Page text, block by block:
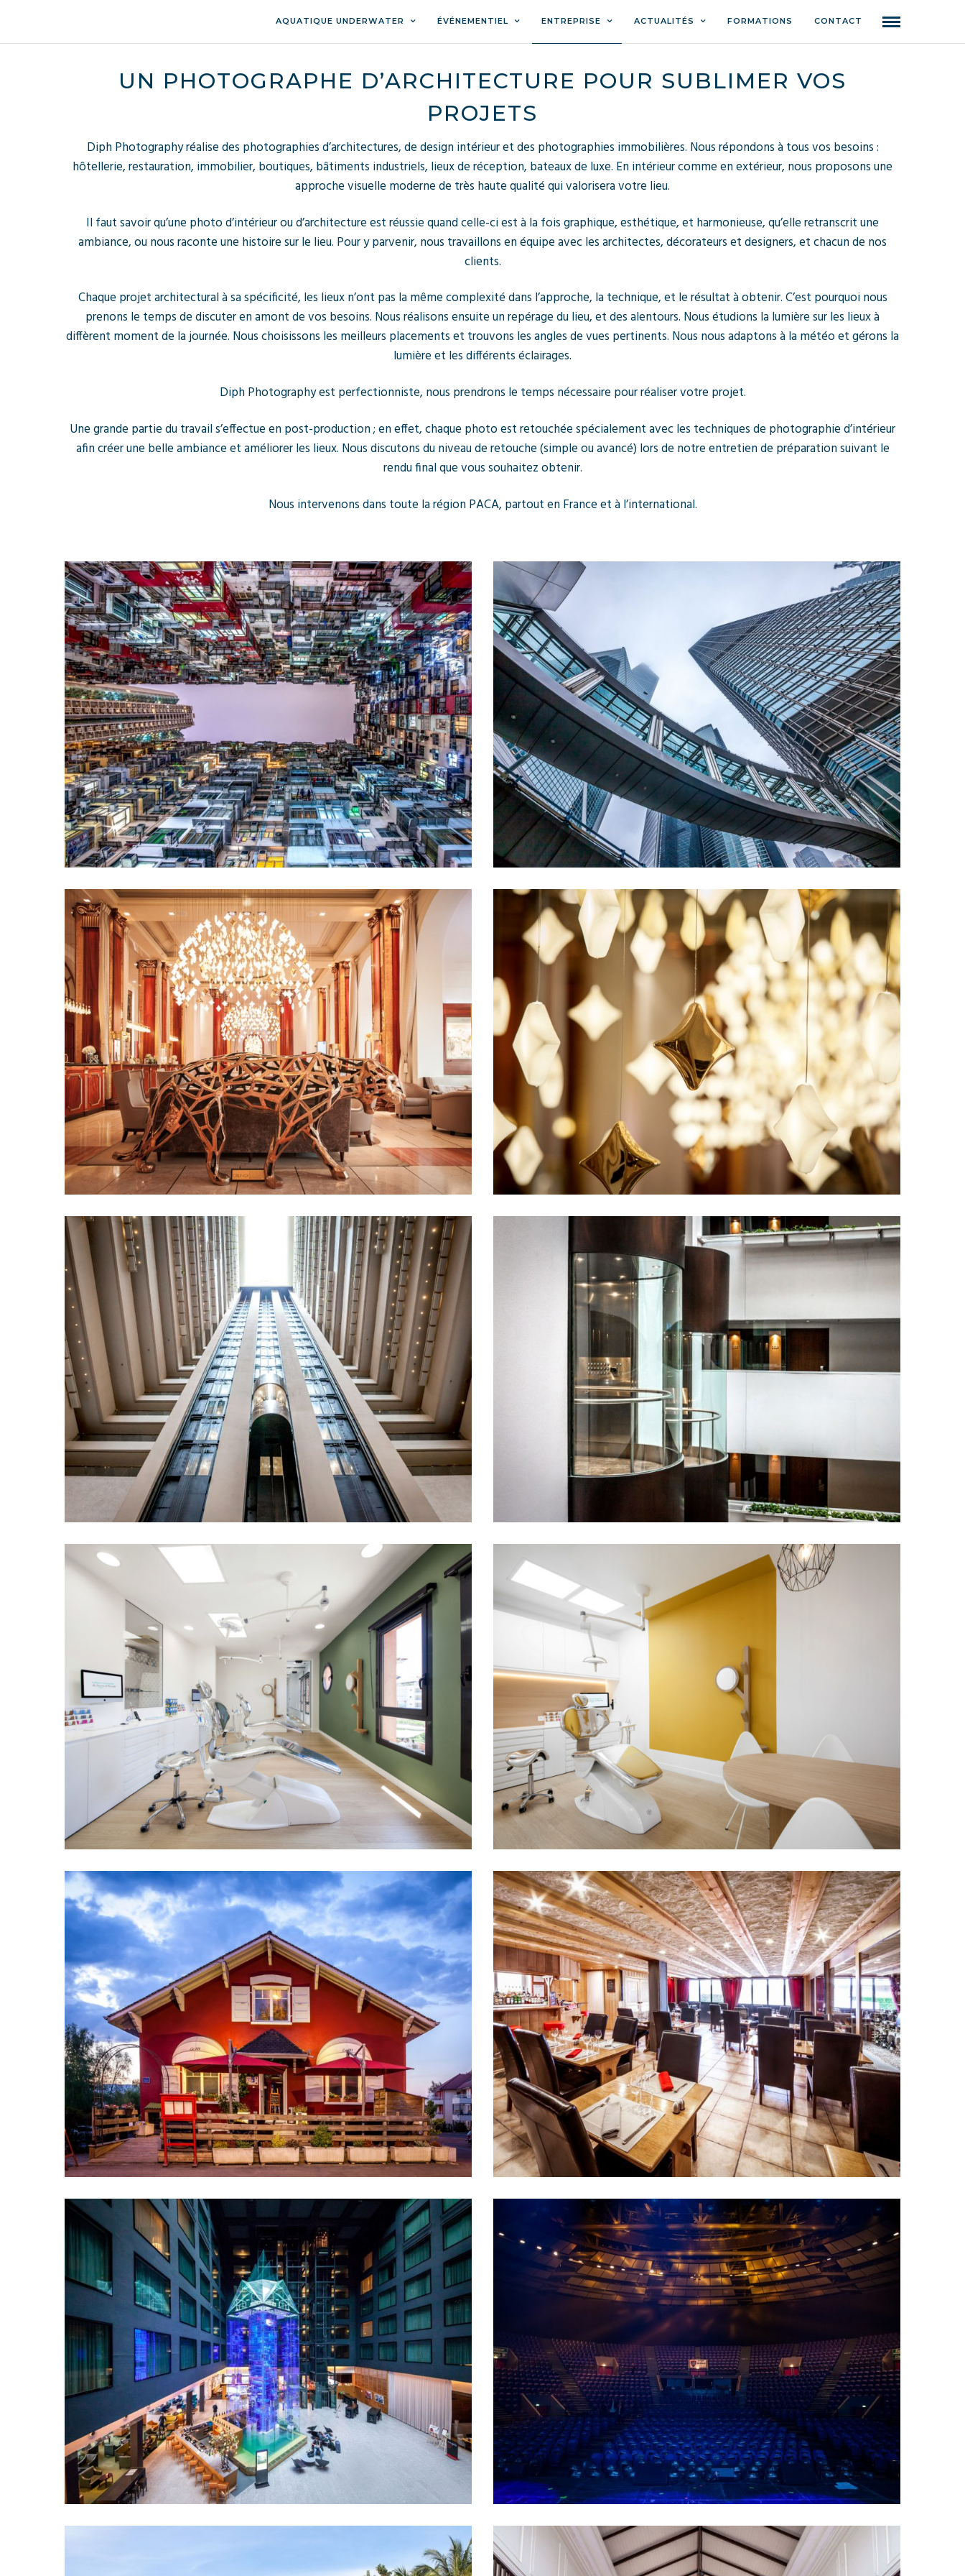
AQUATIQUE UNDERWATER ÉVÉNEMENTIEL ENTREPRISE ACTUALITÉS FORMATIONS CONTACT
UN PHOTOGRAPHE D’ARCHITECTURE POUR SUBLIMER VOS
PROJETS
Diph Photography réalise des photographies d’architectures, de design intérieur et des photographies immobilières. Nous répondons à tous vos besoins :
hôtellerie, restauration, immobilier, boutiques, bâtiments industriels, lieux de réception, bateaux de luxe. En intérieur comme en extérieur, nous proposons une
approche visuelle moderne de très haute qualité qui valorisera votre lieu.
Il faut savoir qu’une photo d’intérieur ou d’architecture est réussie quand celle-ci est à la fois graphique, esthétique, et harmonieuse, qu’elle retranscrit une
ambiance, ou nous raconte une histoire sur le lieu. Pour y parvenir, nous travaillons en équipe avec les architectes, décorateurs et designers, et chacun de nos
clients.
Chaque projet architectural à sa spécificité, les lieux n’ont pas la même complexité dans l’approche, la technique, et le résultat à obtenir. C’est pourquoi nous
prenons le temps de discuter en amont de vos besoins. Nous réalisons ensuite un repérage du lieu, et des alentours. Nous étudions la lumière sur les lieux à
diffèrent moment de la journée. Nous choisissons les meilleurs placements et trouvons les angles de vues pertinents. Nous nous adaptons à la météo et gérons la
lumière et les différents éclairages.
Diph Photography est perfectionniste, nous prendrons le temps nécessaire pour réaliser votre projet.
Une grande partie du travail s’effectue en post-production ; en effet, chaque photo est retouchée spécialement avec les techniques de photographie d’intérieur
afin créer une belle ambiance et améliorer les lieux. Nous discutons du niveau de retouche (simple ou avancé) lors de notre entretien de préparation suivant le
rendu final que vous souhaitez obtenir.
Nous intervenons dans toute la région PACA, partout en France et à l’international.